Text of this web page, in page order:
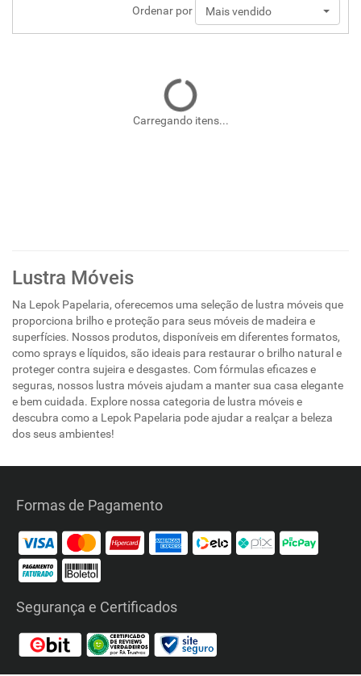
Ordenar por Mais vendido
Carregando itens...
Lustra Móveis
Na Lepok Papelaria, oferecemos uma seleção de lustra móveis que
proporciona brilho e proteção para seus móveis de madeira e
superfícies. Nossos produtos, disponíveis em diferentes formatos,
como sprays e líquidos, são ideais para restaurar o brilho natural e
proteger contra sujeira e desgastes. Com fórmulas eficazes e
seguras, nossos lustra móveis ajudam a manter sua casa elegante
e bem cuidada. Explore nossa categoria de lustra móveis e
descubra como a Lepok Papelaria pode ajudar a realçar a beleza
dos seus ambientes!
Formas de Pagamento
Segurança e Certificados